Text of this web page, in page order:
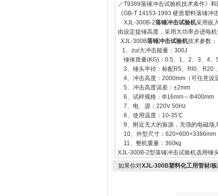
／T9389落锤冲击试验机技术条件》
《GB-T 14153-1993 硬质塑料落锤冲
XJL-300B-2落锤冲击试验机采用嵌
由设定提锤高度，采用大功率步进电
XJL-300B落锤冲击试验机技术参数：
1、zui大冲击能量：300J
锤体质量(KG)：0.5、1、2、3、4
3、锤头半径：标配R5、Rl0、R20
4、冲击高度：2000mm（可任意设
5、冲击高度误差：±2mm
6、试样规格：Φ16mm～Φ400mm
7、电 源：220V 50Hz
8、使用温度：10-35℃
9、附近无大的振源，无强的电磁场,
10、外型尺寸：620×600×3386mm
11、整机重量：360kg
XJL-300B-2型落锤冲击试验机选用锤
如果你对XJL-300B塑料化工用管材/